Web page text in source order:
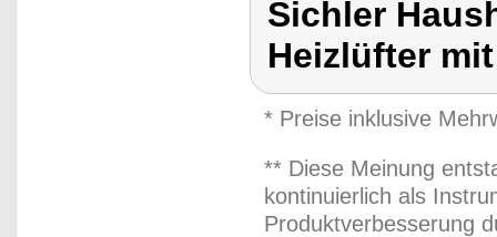
Sichler
Heizlüfter
* Preise inklusive
** Diese Meinung
kontinuierlich als
Produktverbesserung